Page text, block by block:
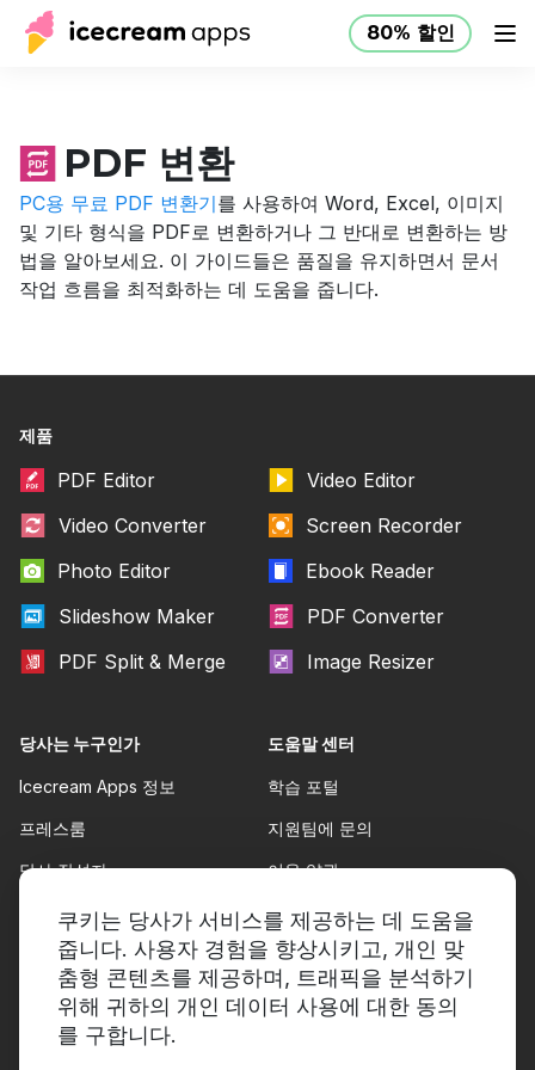
쿠키는 당사가 서비스를 제공하는 데 도움을
줍니다. 사용자 경험을 향상시키고, 개인 맞
춤형 콘텐츠를 제공하며, 트래픽을 분석하기
위해 귀하의 개인 데이터 사용에 대한 동의
를 구합니다.
80% 할인
제품 도움말 센터 80% 할인 KO
PDF 변환
PC용 무료 PDF 변환기를 사용하여 Word, Excel, 이미지
및 기타 형식을 PDF로 변환하거나 그 반대로 변환하는 방
법을 알아보세요. 이 가이드들은 품질을 유지하면서 문서
작업 흐름을 최적화하는 데 도움을 줍니다.
제품
PDF Editor
Video Editor
Video Converter
Screen Recorder
Photo Editor
Ebook Reader
Slideshow Maker
PDF Converter
PDF Split & Merge
Image Resizer
당사는 누구인가
Icecream Apps 정보
프레스룸
당사 작성자
파트너십
도움말 센터
학습 포털
지원팀에 문의
이용 약관
환불 정책
개인정보 보호정책